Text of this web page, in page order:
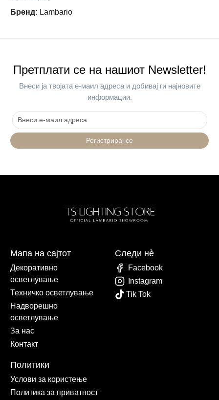
Бренд: Lambario
Претплати се на нашиот Newsletter!
Внеси ја твојата е-маил адреса и добивај ги најновите
информации.
Регистрирај се
Мапа на сајтот
Декоративно
осветлување
Техничко осветлување
Надворешно
осветлување
За нас
Контакт
Политики
Услови за користење
Политика за приватност
Следи нè
Facebook
Instagram
Tik Tok